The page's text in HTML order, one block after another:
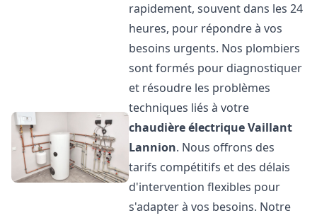
rapidement, souvent dans les 24
heures, pour répondre à vos
besoins urgents. Nos plombiers
sont formés pour diagnostiquer
et résoudre les problèmes
techniques liés à votre
chaudière électrique Vaillant
Lannion. Nous offrons des
tarifs compétitifs et des délais
d'intervention flexibles pour
s'adapter à vos besoins. Notre